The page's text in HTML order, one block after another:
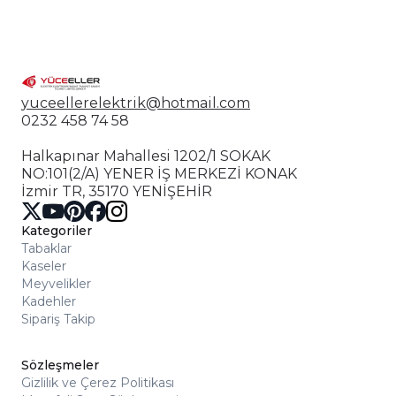
yuceellerelektrik@hotmail.com
0232 458 74 58
Halkapınar Mahallesi 1202/1 SOKAK
NO:101(2/A) YENER İŞ MERKEZİ KONAK
İzmir TR, 35170 YENİŞEHİR
Kategoriler
Tabaklar
Kaseler
Meyvelikler
Kadehler
Sipariş Takip
Sözleşmeler
Gizlilik ve Çerez Politikası